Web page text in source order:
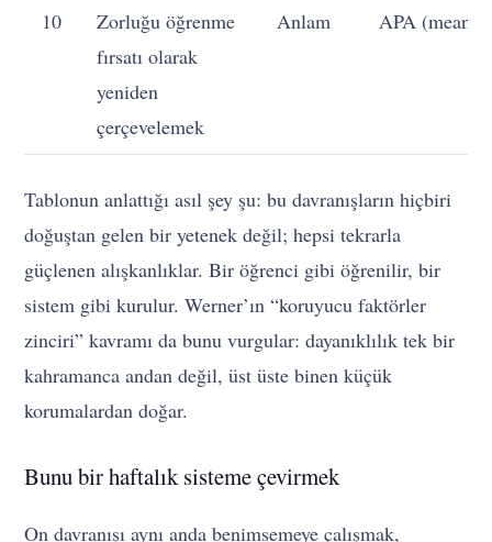
10
Zorluğu öğrenme
fırsatı olarak
yeniden
çerçevelemek
Anlam APA
Tablonun anlattığı asıl şey şu: bu davranışların hiçbiri
doğuştan gelen bir yetenek değil; hepsi tekrarla
güçlenen alışkanlıklar. Bir öğrenci gibi öğrenilir, bir
sistem gibi kurulur. Werner’ın “koruyucu faktörler
zinciri” kavramı da bunu vurgular: dayanıklılık tek bir
kahramanca andan değil, üst üste binen küçük
korumalardan doğar.
Bunu bir haftalık sisteme çevirmek
On davranışı aynı anda benimsemeye çalışmak,